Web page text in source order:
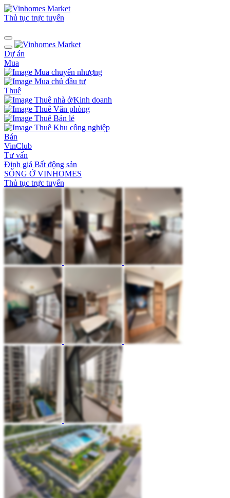
Thủ tục trực tuyến
Dự án
Mua
Mua chuyển nhượng
Mua chủ đầu tư
Thuê
Thuê nhà ở/Kinh doanh
Thuê Văn phòng
Thuê Bán lẻ
Thuê Khu công nghiệp
Bán
VinClub
Tư vấn
Định giá Bất động sản
SỐNG Ở VINHOMES
Thủ tục trực tuyến